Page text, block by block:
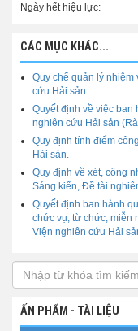
Ngày hết hiệu lực:
CÁC MỤC KHÁC...
Quy chế quản lý nhiệm
cứu Hải sản
Quyết định về việc ban
nghiên cứu Hải sản
Quy định tính điểm
Hải sản.
Quy định về xét, công
Sáng kiến, Đề tài
Quyết định ban hành
chức vụ, từ chức, miễn
Viện nghiên cứu Hải
ẤN PHẨM - TÀI LIỆU